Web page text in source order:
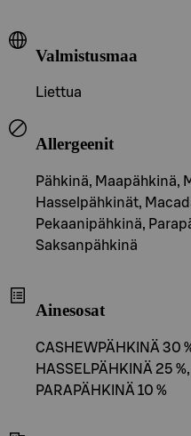
Valmistusmaa
Liettua
Allergeenit
Pähkinä, Maapähkinä,
Hasselpähkinät,
Pekaanipähkinä,
Saksanpähkinä
Ainesosat
CASHEWPÄHKINÄ 30
HASSELPÄHKINÄ 25
PARAPÄHKINÄ 10 %